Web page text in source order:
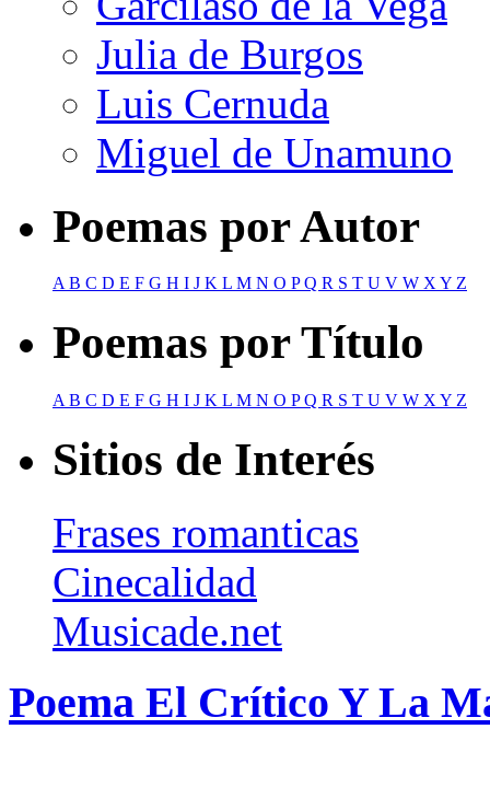
Julia de Burgos
Luis Cernuda
Miguel de Unamuno
Poemas por Autor
AB C D E F G H I J K L M N O PQ R S T U V W XY Z
Poemas por Título
A B C D E F G H I J K L M N O PQ R S T U V W X Y Z
Sitios de Interés
Frases romanticas
Cinecalidad
Musicade.net
Poema El Crítico Y La